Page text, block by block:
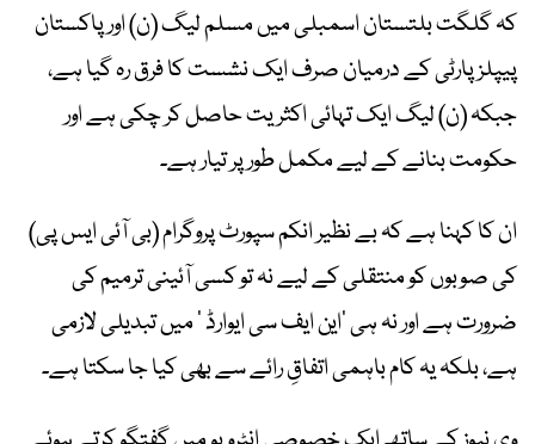
کہ گلگت بلتستان اسمبلی میں مسلم لیگ (ن) اور پاکستان
پیپلز پارٹی کے درمیان صرف ایک نشست کا فرق رہ گیا ہے،
جبکہ (ن) لیگ ایک تہائی اکثریت حاصل کر چکی ہے اور
حکومت بنانے کے لیے مکمل طور پر تیار ہے۔
ان کا کہنا ہے کہ بے نظیر انکم سپورٹ پروگرام (بی آئی ایس پی)
کی صوبوں کو منتقلی کے لیے نہ تو کسی آئینی ترمیم کی
ضرورت ہے اور نہ ہی ’این ایف سی ایوارڈ ‘ میں تبدیلی لازمی
ہے، بلکہ یہ کام باہمی اتفاقِ رائے سے بھی کیا جا سکتا ہے۔